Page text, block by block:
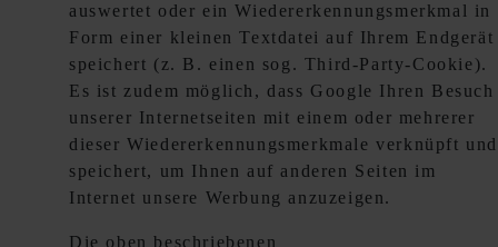
auswertet oder ein Wiedererkennungsmerkmal in
Form einer kleinen Textdatei auf Ihrem Endgerät
speichert (z. B. einen sog. Third-Party-Cookie).
Es ist zudem möglich, dass Google Ihren Besuch
unserer Internetseiten mit einem oder mehrerer
dieser Wiedererkennungsmerkmale verknüpft und
speichert, um Ihnen auf anderen Seiten im
Internet unsere Werbung anzuzeigen.
Die oben beschriebenen